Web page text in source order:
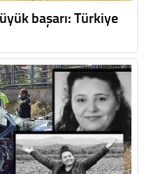
başarı: Türkiye